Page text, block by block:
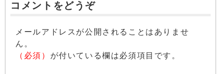
コメントをどうぞ
メールアドレスが公開されることはありませ
ん。
（必須） が付いている欄は必須項目です。